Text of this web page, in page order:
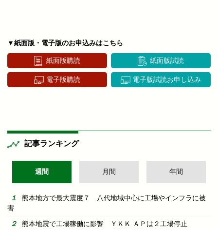
▼紙面版・電子版のお申込みはこちら
紙面版購読 紙面版試読
電子版購読 電子版試読お申し込み
記事ランキング
週間 月間 年間
熊本地方で最大震度７ 八代地域中心に工場やインフラに被
害
熊本地震で工場稼働に影響 ＹＫＫ ＡＰは２工場停止